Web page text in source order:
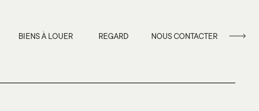
BIENS À LOUER REGARD NOUS CONTACTER